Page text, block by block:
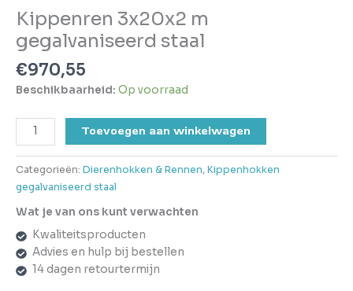
Kippenren 3x20x2 m
gegalvaniseerd staal
€970,55
Beschikbaarheid: Op voorraad
Toevoegen aan winkelwagen
Categorieën: Dierenhokken & Rennen, Kippenhokken
gegalvaniseerd staal
Wat je van ons kunt verwachten
Kwaliteitsproducten
Advies en hulp bij bestellen
14 dagen retourtermijn